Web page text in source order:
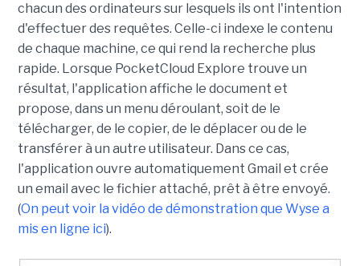
chacun des ordinateurs sur lesquels ils ont l'intention
d'effectuer des requêtes. Celle-ci indexe le contenu
de chaque machine, ce qui rend la recherche plus
rapide. Lorsque PocketCloud Explore trouve un
résultat, l'application affiche le document et
propose, dans un menu déroulant, soit de le
télécharger, de le copier, de le déplacer ou de le
transférer à un autre utilisateur. Dans ce cas,
l'application ouvre automatiquement Gmail et crée
un email avec le fichier attaché, prêt à être envoyé.
(On peut voir la vidéo de démonstration que Wyse a
mis en ligne ici).